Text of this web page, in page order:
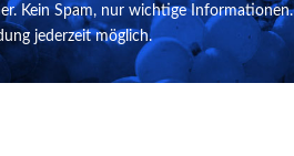
Kein Spam, nur wichtige Informationen.
jederzeit möglich.